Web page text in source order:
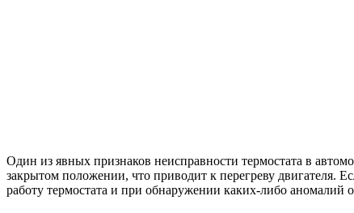
Один из явных признаков неисправности термостата в
закрытом положении, что приводит к перегреву двигателя.
работу термостата и при обнаружении каких-либо аномалий